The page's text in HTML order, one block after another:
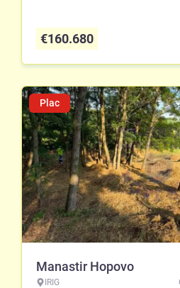
€160.680
Plac
Manastir Hopovo
IRIG